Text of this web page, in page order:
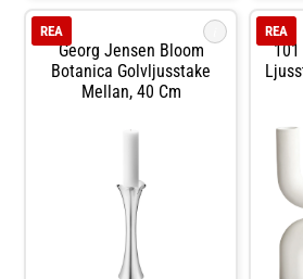
Georg Jensen Bloom
Botanica Golvljusstake
Mellan, 40 Cm
REA
101
REA